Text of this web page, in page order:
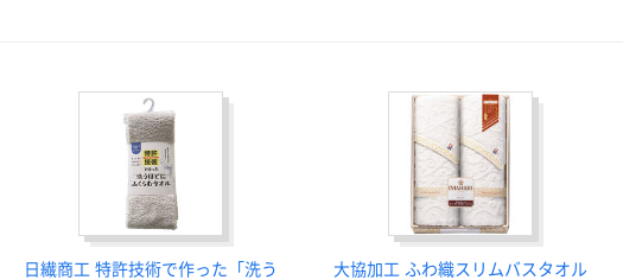
日繊商工 特許技術で作った「洗う
大協加工 ふわ織スリムバスタオル